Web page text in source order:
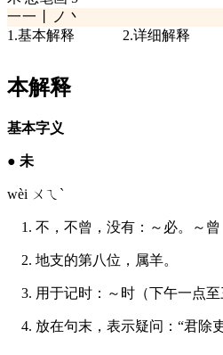
一一丨ノ丶
1.基本解释
2.详细解释
本解释
基本字义
● 未
wèi ㄨㄟˋ
1. 不，不曾，没有：～必。～曾
2. 地支的第八位，属羊。
3. 用于记时：～时（下午一点至
4. 放在句末，表示疑问：“君除